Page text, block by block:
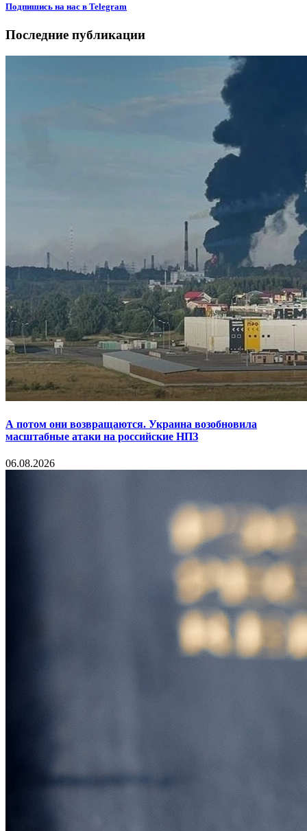
Подпишиcь на нас в Telegram
Последние публикации
А потом они возвращаются. Украина возобновила
масштабные атаки на российские НПЗ
06.08.2026